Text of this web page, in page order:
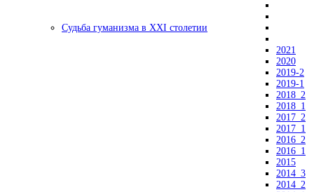
Судьба гуманизма в XXI столетии
2021
2020
2019-2
2019-1
2018_2
2018_1
2017_2
2017_1
2016_2
2016_1
2015
2014_3
2014_2